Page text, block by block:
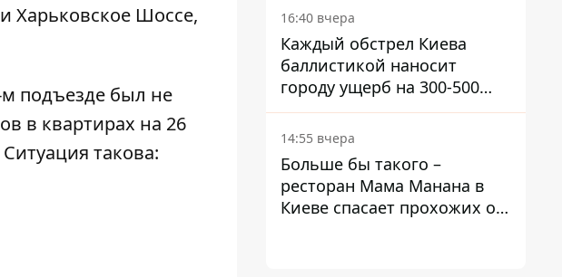
Харьковское Шоссе,
м подъезде был не
в квартирах на 26
такова:
16:40 вчера
Каждый обстрел Киева
баллистикой наносит
городу ущерб на 300-500
миллионов - Петр
Пантелеев
14:55 вчера
Больше бы такого –
ресторан Мама Манана в
Киеве спасает прохожих от